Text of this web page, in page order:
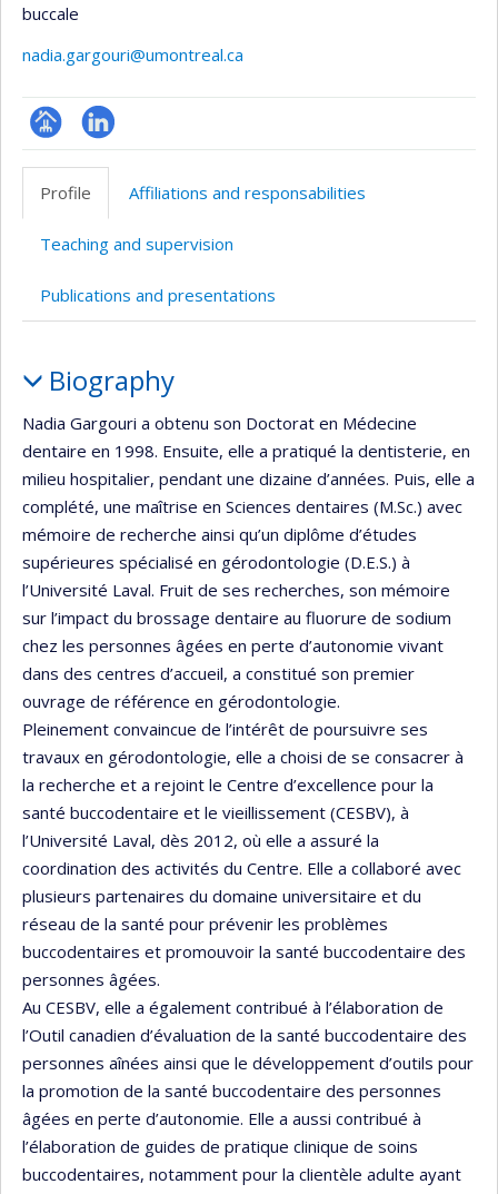
buccale
nadia.gargouri@umontreal.ca
Page
professionnelle
LinkedIn
Profile
Affiliations and responsabilities
Teaching and supervision
Publications and presentations
Biography
Nadia Gargouri a obtenu son Doctorat en Médecine
dentaire en 1998. Ensuite, elle a pratiqué la dentisterie, en
milieu hospitalier, pendant une dizaine d’années. Puis, elle a
complété, une maîtrise en Sciences dentaires (M.Sc.) avec
mémoire de recherche ainsi qu’un diplôme d’études
supérieures spécialisé en gérodontologie (D.E.S.) à
l’Université Laval. Fruit de ses recherches, son mémoire
sur l’impact du brossage dentaire au fluorure de sodium
chez les personnes âgées en perte d’autonomie vivant
dans des centres d’accueil, a constitué son premier
ouvrage de référence en gérodontologie.
Pleinement convaincue de l’intérêt de poursuivre ses
travaux en gérodontologie, elle a choisi de se consacrer à
la recherche et a rejoint le Centre d’excellence pour la
santé buccodentaire et le vieillissement (CESBV), à
l’Université Laval, dès 2012, où elle a assuré la
coordination des activités du Centre. Elle a collaboré avec
plusieurs partenaires du domaine universitaire et du
réseau de la santé pour prévenir les problèmes
buccodentaires et promouvoir la santé buccodentaire des
personnes âgées.
Au CESBV, elle a également contribué à l’élaboration de
l’Outil canadien d’évaluation de la santé buccodentaire des
personnes aînées ainsi que le développement d’outils pour
la promotion de la santé buccodentaire des personnes
âgées en perte d’autonomie. Elle a aussi contribué à
l’élaboration de guides de pratique clinique de soins
buccodentaires, notamment pour la clientèle adulte ayant